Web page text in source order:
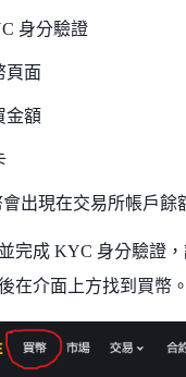
身分驗證
頁面
金額
出現在交易所帳戶餘
完成 KYC 身分驗證
在介面上方找到買幣。